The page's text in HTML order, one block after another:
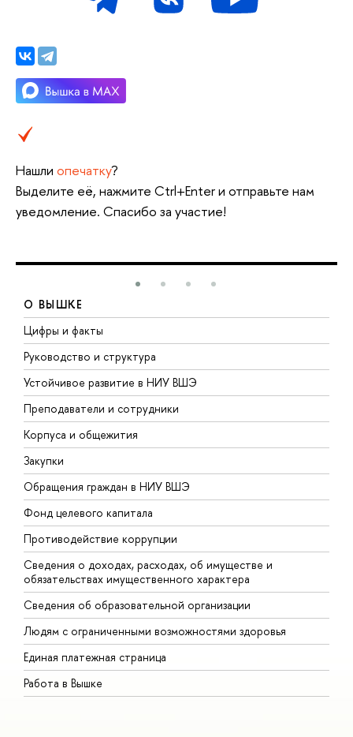
Нашли опечатку?
Выделите её, нажмите Ctrl+Enter и отправьте нам
уведомление. Спасибо за участие!
О ВЫШКЕ
Цифры и факты
Руководство и структура
Устойчивое развитие в НИУ ВШЭ
Преподаватели и сотрудники
Корпуса и общежития
Закупки
Обращения граждан в НИУ ВШЭ
Фонд целевого капитала
Противодействие коррупции
Сведения о доходах, расходах, об имуществе и
обязательствах имущественного характера
Сведения об образовательной организации
Людям с ограниченными возможностями здоровья
Единая платежная страница
Работа в Вышке